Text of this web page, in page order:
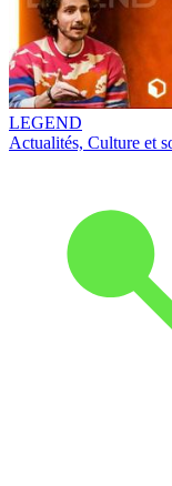
LEGEND
Actualités, Culture et